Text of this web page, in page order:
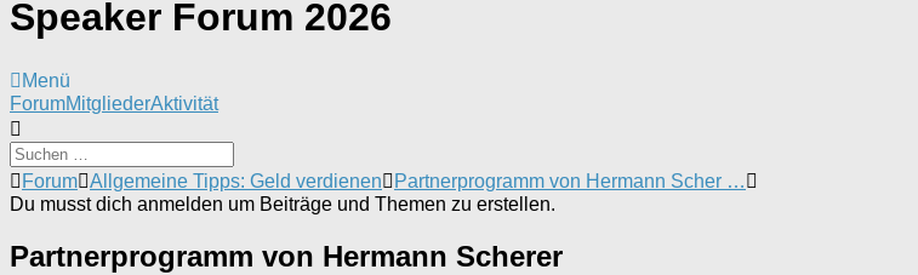
Speaker Forum 2026
Menü
Forum-
Navigation
ForumMitgliederAktivität
Forum-
Breadcrumbs
Du
bist
Forum Allgemeine Tipps: Geld verdienen
Partnerprogramm von Hermann Scher …
Du musst dich anmelden um Beiträge und Themen zu erstellen.
Partnerprogramm von Hermann Scherer